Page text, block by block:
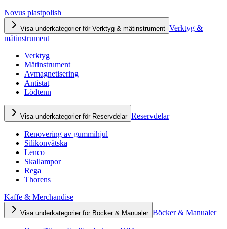
Novus plastpolish
Visa underkategorier för Verktyg & mätinstrument Verktyg &
mätinstrument
Verktyg
Mätinstrument
Avmagnetisering
Antistat
Lödtenn
Visa underkategorier för Reservdelar Reservdelar
Renovering av gummihjul
Silikonvätska
Lenco
Skallampor
Rega
Thorens
Kaffe & Merchandise
Visa underkategorier för Böcker & Manualer Böcker & Manualer